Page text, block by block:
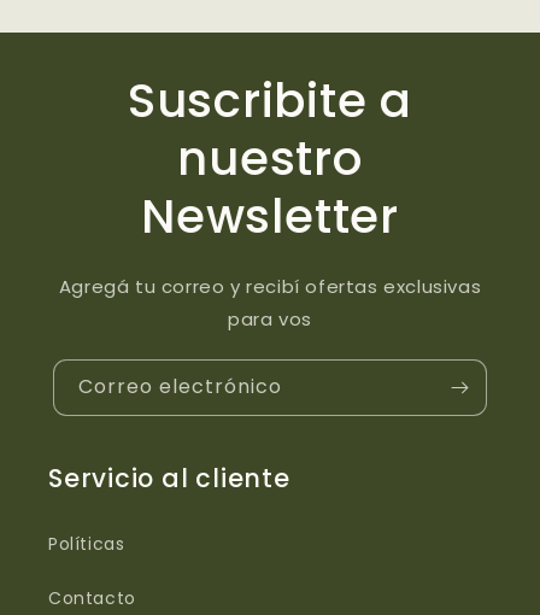
Suscribite a
nuestro
Newsletter
Agregá tu correo y recibí ofertas exclusivas
para vos
Correo electrónico
Servicio al cliente
Políticas
Contacto